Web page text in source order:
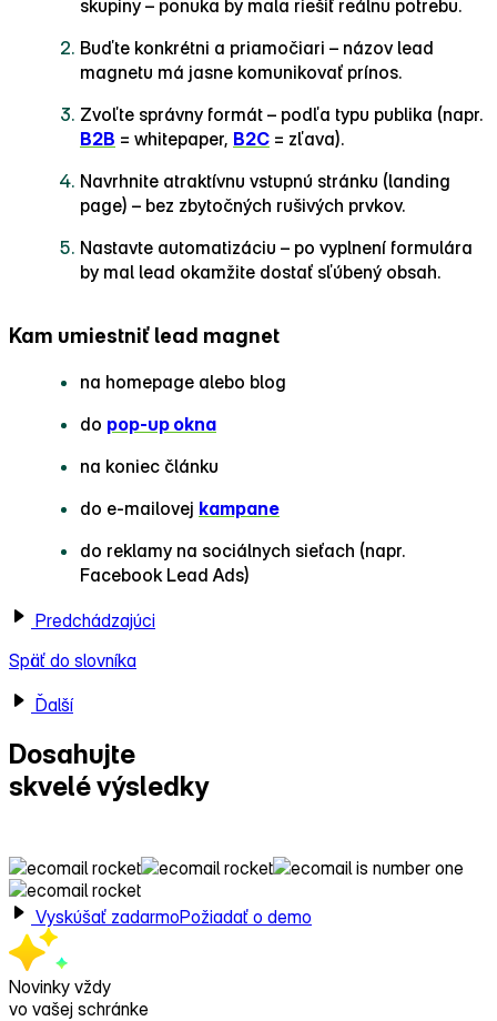
skupiny – ponuka by mala riešiť reálnu potrebu.
Buďte konkrétni a priamočiari – názov lead
magnetu má jasne komunikovať prínos.
Zvoľte správny formát – podľa typu publika (napr.
B2B = whitepaper, B2C = zľava).
Navrhnite atraktívnu vstupnú stránku (landing
page) – bez zbytočných rušivých prvkov.
Nastavte automatizáciu – po vyplnení formulára
by mal lead okamžite dostať sľúbený obsah.
Kam umiestniť lead magnet
na homepage alebo blog
do pop‑up okna
na koniec článku
do e‑mailovej kampane
do reklamy na sociálnych sieťach (napr.
Facebook Lead Ads)
Predchádzajúci
Späť do slovníka
Ďalší
Dosahujte
skvelé výsledky
Vyskúšať zadarmoPožiadať o demo
Novinky vždy
vo vašej schránke